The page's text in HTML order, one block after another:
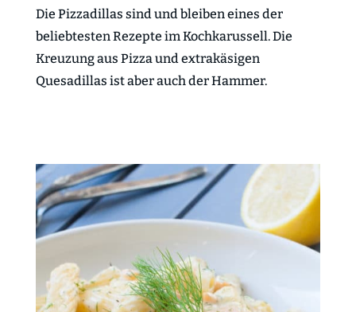
Die Pizzadillas sind und bleiben eines der
beliebtesten Rezepte im Kochkarussell. Die
Kreuzung aus Pizza und extrakäsigen
Quesadillas ist aber auch der Hammer.